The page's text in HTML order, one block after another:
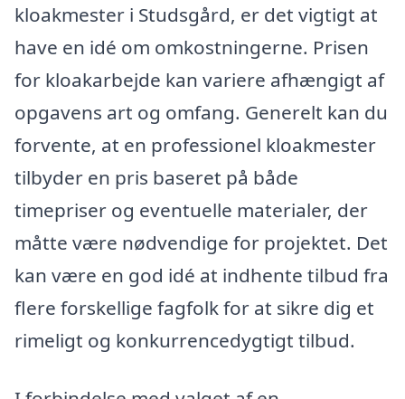
kloakmester i Studsgård, er det vigtigt at
have en idé om omkostningerne. Prisen
for kloakarbejde kan variere afhængigt af
opgavens art og omfang. Generelt kan du
forvente, at en professionel kloakmester
tilbyder en pris baseret på både
timepriser og eventuelle materialer, der
måtte være nødvendige for projektet. Det
kan være en god idé at indhente tilbud fra
flere forskellige fagfolk for at sikre dig et
rimeligt og konkurrencedygtigt tilbud.